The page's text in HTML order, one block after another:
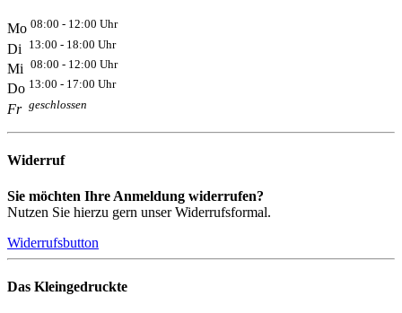
Mo 08:00 - 12:00 Uhr
Di 13:00 - 18:00 Uhr
Mi 08:00 - 12:00 Uhr
Do 13:00 - 17:00 Uhr
Fr geschlossen
Widerruf
Sie möchten Ihre Anmeldung widerrufen?
Nutzen Sie hierzu gern unser Widerrufsformal.
Widerrufsbutton
Das Kleingedruckte